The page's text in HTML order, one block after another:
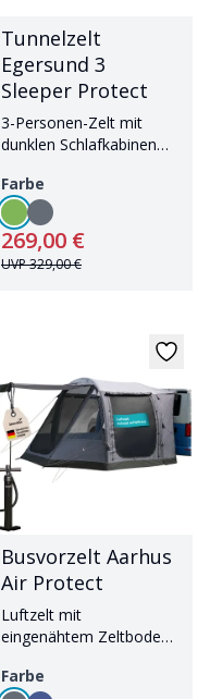
Tunnelzelt
Egersund 3
Sleeper Protect
3-Personen-Zelt mit
dunklen Schlafkabinen
Zeltboden
Farbe
269,00 €
UVP329,00 €
Busvorzelt Aarhus
Air Protect
Luftzelt mit
eingenähtem Zeltboden
zu vier Personen
Farbe